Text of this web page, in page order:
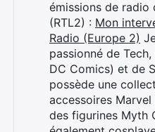
émissions de radio
(RTL2) : Mon
Radio (Europe 2)
passionné de
DC Comics) et de
possède une
accessoires
des figurines Myth